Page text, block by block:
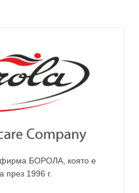
фирма БОРОЛА , която е
през 1996 г.